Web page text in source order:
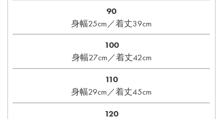
90
身幅25cm／着丈39cm
100
身幅27cm／着丈42cm
110
身幅29cm／着丈45cm
120